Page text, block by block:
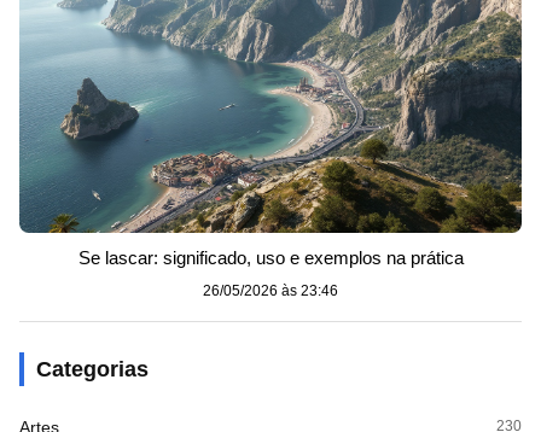
Se lascar: significado, uso e exemplos na prática
26/05/2026 às 23:46
Categorias
Artes 230